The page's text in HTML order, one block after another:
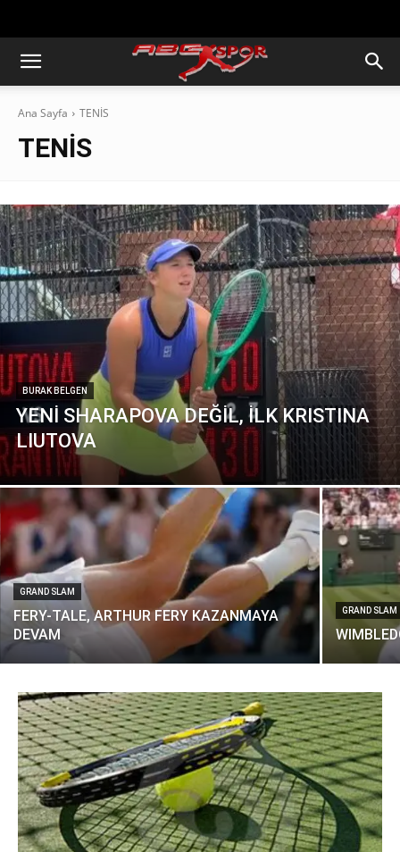
Ana Sayfa TENİS
TENİS
BURAK BELGEN
YENİ SHARAPOVA DEĞİL, İLK KRISTINA
LIUTOVA
GRAND SLAM
FERY-TALE, ARTHUR FERY KAZANMAYA
DEVAM
GRAND SLAM